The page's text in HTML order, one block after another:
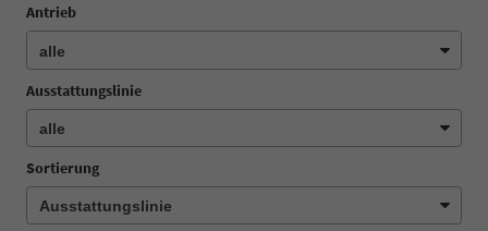
Antrieb
Ausstattungslinie
Sortierung